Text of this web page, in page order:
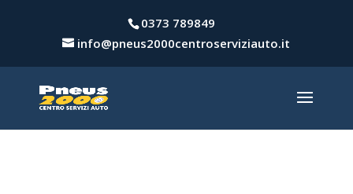
0373 789849
info@pneus2000centroserviziauto.it